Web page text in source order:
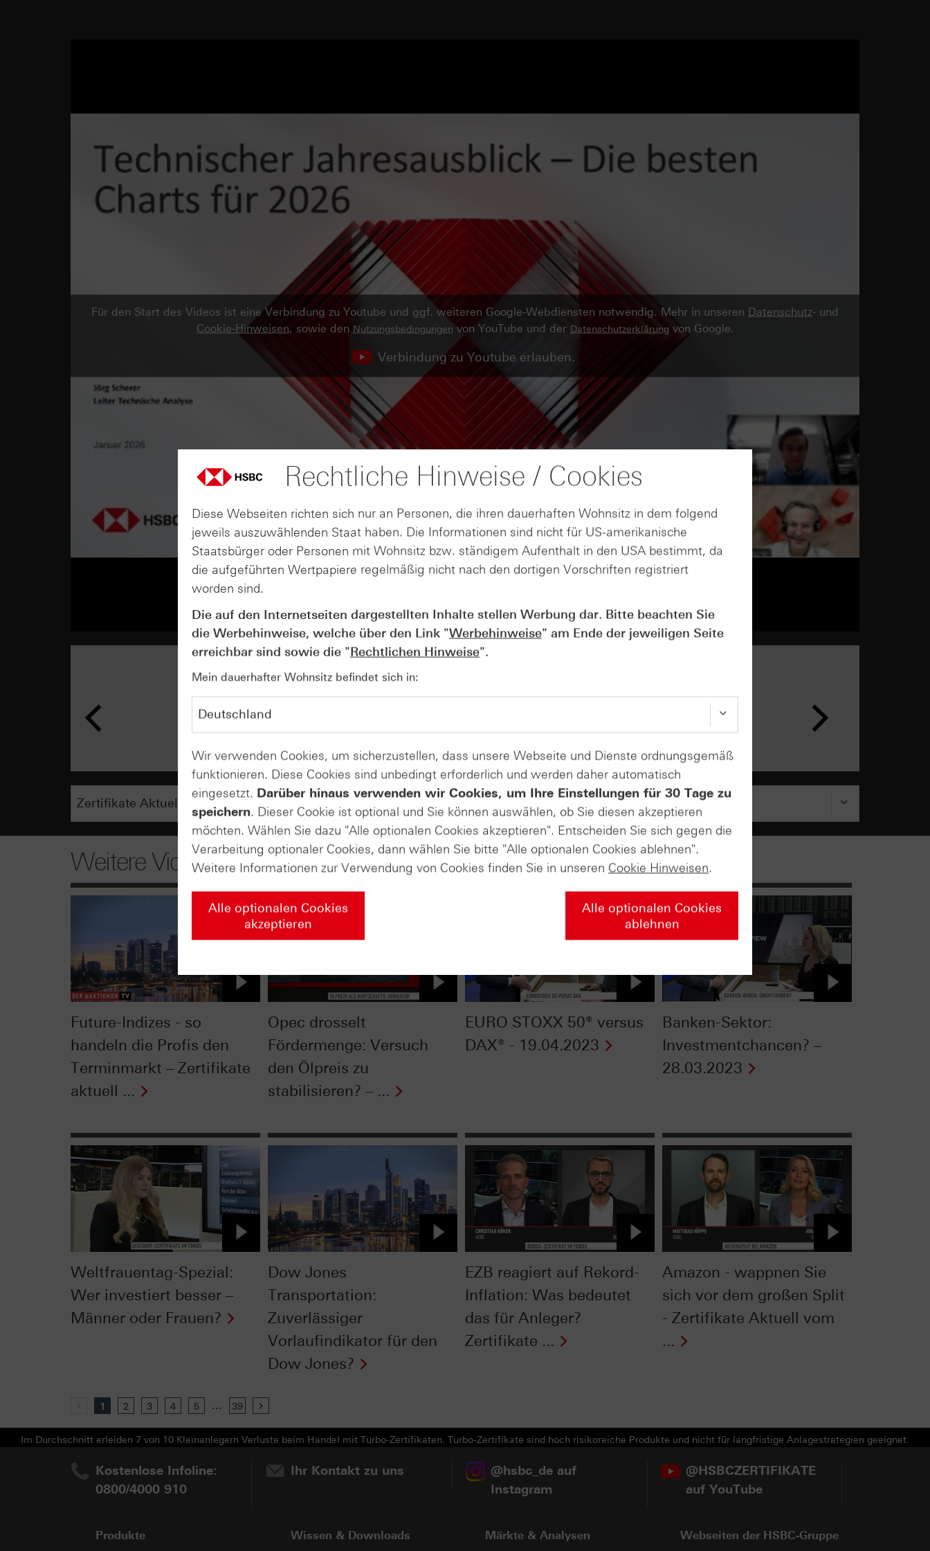
Für den Start des Videos ist eine Verbindung zu Youtube und ggf. weiteren Google-Webdiensten notwendig. Mehr in unseren Datenschutz- und
Cookie-Hinweisen, sowie den Nutzungsbedingungen von YouTube und der Datenschutzerklärungvon Google.
Verbindung zu Youtube erlauben.
AUGUST
Weitere Videos
Future-Indizes - so
handeln die Profis den
Terminmarkt – Zertifikate
aktuell ...
Opec drosselt
Fördermenge: Versuch
den Ölpreis zu
stabilisieren? – ...
EURO STOXX 50® versus
DAX® - 19.04.2023
Banken-Sektor:
Investmentchancen? –
28.03.2023
Weltfrauentag-Spezial:
Wer investiert besser –
Männer oder Frauen?
Dow Jones
Transportation:
Zuverlässiger
Vorlaufindikator für den
Dow Jones?
EZB reagiert auf Rekord-
Inflation: Was bedeutet
das für Anleger?
Zertifikate ...
Amazon - wappnen Sie
sich vor dem großen Split
- Zertifikate Aktuell vom
...
Previous
1 2 3 4 5 ... 39
Im Durchschnitt erleiden 7 von 10 Kleinanlegern Verluste beim Handel mit Turbo-Zertifikaten. Turbo-Zertifikate sind hoch risikoreiche Produkte und nicht für langfristige Anlagestrategien geeignet.
Kostenlose Infoline:
0800/4000 910
Ihr Kontakt zu uns
@hsbc_de auf
Instagram
@HSBCZERTIFIKATE
auf YouTube
Produkte Wissen & Downloads Märkte & Analysen Webseiten der HSBC-Gruppe
Rechtliche Hinweise / Cookies
Diese Webseiten richten sich nur an Personen, die ihren dauerhaften Wohnsitz in dem folgend
jeweils auszuwählenden Staat haben. Die Informationen sind nicht für US-amerikanische
Staatsbürger oder Personen mit Wohnsitz bzw. ständigem Aufenthalt in den USA bestimmt, da
die aufgeführten Wertpapiere regelmäßig nicht nach den dortigen Vorschriften registriert
worden sind.
Die auf den Internetseiten dargestellten Inhalte stellen Werbung dar. Bitte beachten Sie
die Werbehinweise, welche über den Link "Werbehinweise" am Ende der jeweiligen Seite
erreichbar sind sowie die "Rechtlichen Hinweise".
Mein dauerhafter Wohnsitz befindet sich in:
Wir verwenden Cookies, um sicherzustellen, dass unsere Webseite und Dienste ordnungsgemäß
funktionieren. Diese Cookies sind unbedingt erforderlich und werden daher automatisch
eingesetzt. Darüber hinaus verwenden wir Cookies, um Ihre Einstellungen für 30 Tage zu
speichern. Dieser Cookie ist optional und Sie können auswählen, ob Sie diesen akzeptieren
möchten. Wählen Sie dazu "Alle optionalen Cookies akzeptieren". Entscheiden Sie sich gegen die
Verarbeitung optionaler Cookies, dann wählen Sie bitte "Alle optionalen Cookies ablehnen".
Weitere Informationen zur Verwendung von Cookies finden Sie in unseren Cookie Hinweisen.
Alle optionalen Cookies
akzeptieren
Alle optionalen Cookies
ablehnen